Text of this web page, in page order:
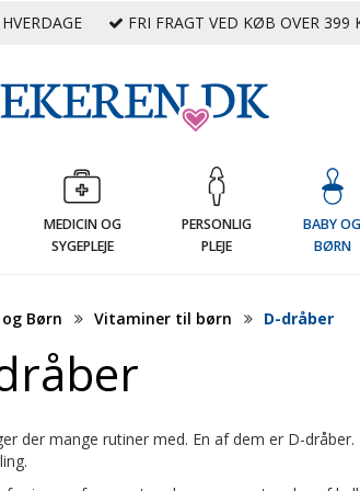
FRI FRAGT VED KØB OVER 399
MEDICIN OG
SYGEPLEJE
PERSONLIG
PLEJE
BABY OG
BØRN
Børn Vitaminer til børn D-dråber
der mange rutiner med. En af dem er D-